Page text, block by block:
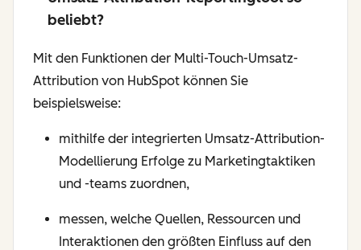
beliebt?
Mit den Funktionen der Multi-Touch-Umsatz-
Attribution von HubSpot können Sie
beispielsweise:
mithilfe der integrierten Umsatz-Attribution-
Modellierung Erfolge zu Marketingtaktiken
und -teams zuordnen,
messen, welche Quellen, Ressourcen und
Interaktionen den größten Einfluss auf den